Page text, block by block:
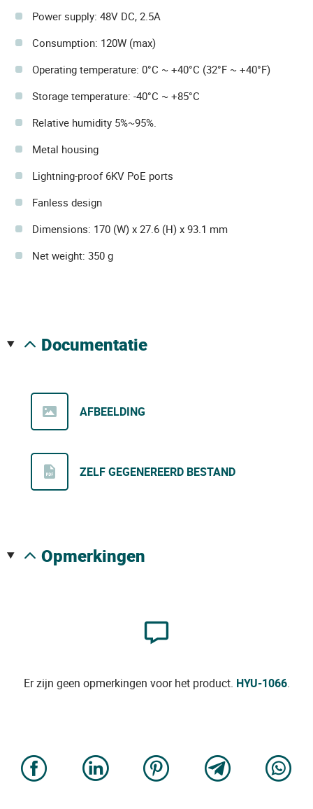
Power supply: 48V DC, 2.5A
Consumption: 120W (max)
Operating temperature: 0°C ~ +40°C (32°F ~ +40°F)
Storage temperature: -40°C ~ +85°C
Relative humidity 5%~95%.
Metal housing
Lightning-proof 6KV PoE ports
Fanless design
Dimensions: 170 (W) x 27.6 (H) x 93.1 mm
Net weight: 350 g
documentatie
AFBEELDING
ZELF GEGENEREERD BESTAND
opmerkingen
Er zijn geen opmerkingen voor het product. HYU-1066.